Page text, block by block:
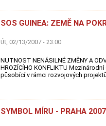
SOS GUINEA: ZEMĚ NA
Út, 02/13/2007 - 23:00
NUTNOST NENÁSILNÉ ZMĚNY A
HROZÍCÍHO KONFLIKTU
působící v rámci rozvojových
SYMBOL MÍRU - PRAHA 2007